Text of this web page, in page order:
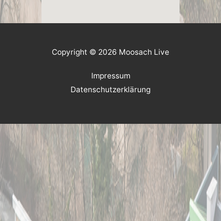
Copyright © 2026 Moosach Live
Impressum
Datenschutzerklärung